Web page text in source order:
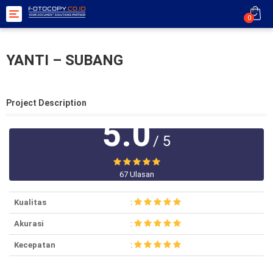
Toggle
navigation
0
YANTI – SUBANG
Project Description
5.0/ 5
67 Ulasan
Kualitas :
Akurasi :
Kecepatan :